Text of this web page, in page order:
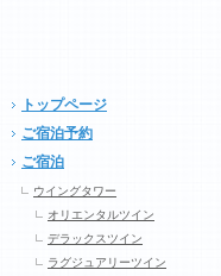
トップページ
ご宿泊予約
ご宿泊
ウイングタワー
オリエンタルツイン
デラックスツイン
ラグジュアリーツイン